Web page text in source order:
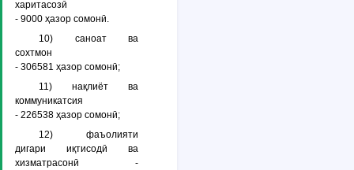
харитасозӣ
- 9000 ҳазор сомонӣ.
10) саноат ва
сохтмон
- 306581 ҳазор сомонӣ;
11) нақлиёт ва
коммуникатсия
- 226538 ҳазор сомонӣ;
12) фаъолияти
дигари иқтисодӣ ва
хизматрасонӣ -